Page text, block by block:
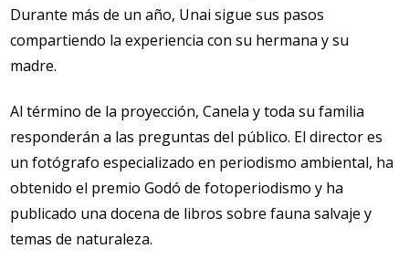
Durante más de un año, Unai sigue sus pasos
compartiendo la experiencia con su hermana y su
madre.
Al término de la proyección, Canela y toda su familia
responderán a las preguntas del público. El director es
un fotógrafo especializado en periodismo ambiental, ha
obtenido el premio Godó de fotoperiodismo y ha
publicado una docena de libros sobre fauna salvaje y
temas de naturaleza.